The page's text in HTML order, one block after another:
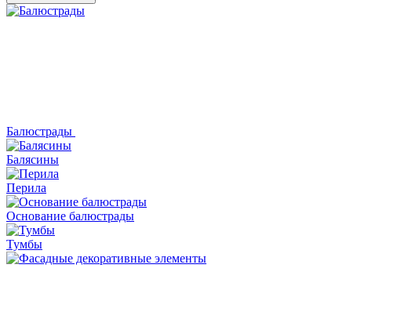
Балюстрады
Балясины
Перила
Основание балюстрады
Тумбы